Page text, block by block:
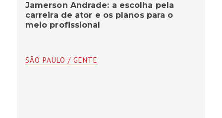
Jamerson Andrade: a escolha pela
carreira de ator e os planos para o
meio profissional
SÃO PAULO / GENTE